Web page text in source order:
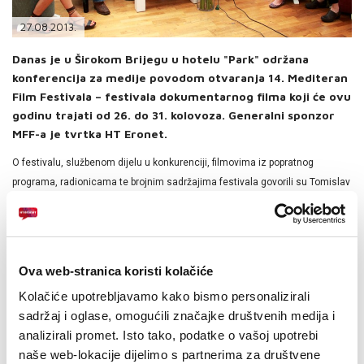
Ova web-stranica koristi kolačiće
Kolačiće upotrebljavamo kako bismo personalizirali
sadržaj i oglase, omogućili značajke društvenih medija i
analizirali promet. Isto tako, podatke o vašoj upotrebi
naše web-lokacije dijelimo s partnerima za društvene
PODRŠKA
TELEFONSKI IMENIK
27.08.2013.
Danas je u Širokom Brijegu u hotelu "Park" održana
konferencija za medije povodom otvaranja 14. Mediteran
Film Festivala – festivala dokumentarnog filma koji će ovu
godinu trajati od 26. do 31. kolovoza. Generalni sponzor
MFF-a je tvrtka HT Eronet.
O festivalu, službenom dijelu u konkurenciji, filmovima iz popratnog
programa, radionicama te brojnim sadržajima festivala govorili su Tomislav
Topić, direktor festivala, Robert Bubalo, producent festivala, Vanja Gavran,
rukovoditelj Odjela za korporativne komunikacije HT Eroneta, novinar i
redatelj Zdenko Jurilj, Lucy Eagleson, redateljica i producentica iz San
tona na Hollywodskim filmovima posljednjih 20 godina i voditeljica MFF
radionice za profesionalce.
''Festival se u produkcijskom smislu previše ne razlikuje od
prethodnih. Po filmovima, mogu reći da je ovo